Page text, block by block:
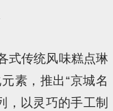
式传统风味糕点琳
素，推出“京城名
，以灵巧的手工制